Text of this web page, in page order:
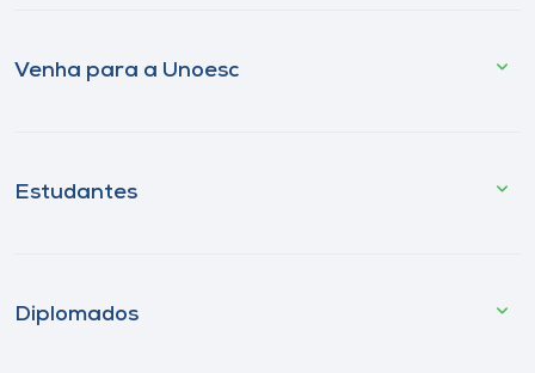
Venha para a Unoesc
Estudantes
Diplomados